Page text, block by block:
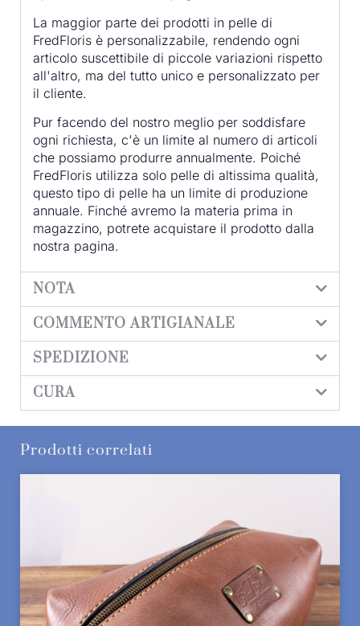
La maggior parte dei prodotti in pelle di
FredFloris è personalizzabile, rendendo ogni
articolo suscettibile di piccole variazioni rispetto
all'altro, ma del tutto unico e personalizzato per
il cliente.
Pur facendo del nostro meglio per soddisfare
ogni richiesta, c'è un limite al numero di articoli
che possiamo produrre annualmente. Poiché
FredFloris utilizza solo pelle di altissima qualità,
questo tipo di pelle ha un limite di produzione
annuale. Finché avremo la materia prima in
magazzino, potrete acquistare il prodotto dalla
nostra pagina.
NOTA
COMMENTO ARTIGIANALE
SPEDIZIONE
CURA
Prodotti correlati